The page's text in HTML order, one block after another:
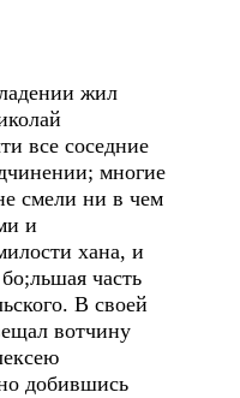
жил
все соседние
многие
смели ни в чем
и
хана, и
часть
В своей
вотчину
добившись